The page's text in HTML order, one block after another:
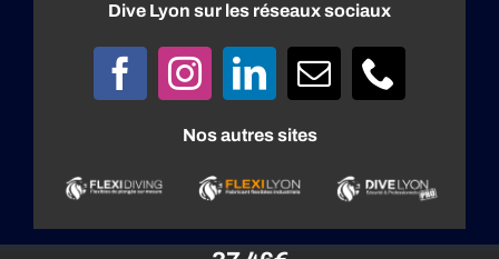
Dive Lyon sur les réseaux sociaux
Nos autres sites